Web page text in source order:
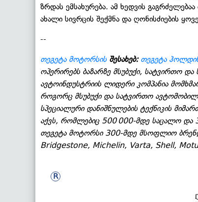
ზრდას ემსახურება. ამ ხედვის
ახალი სივრცის შექმნა და ღონისძიების
--
თეგეტა მოტორსის შესახებ: თეგეტა
ოპერირებს ბაზარზე მსუბუქი, სატვირთო
ავტოინდუსტრიის ლიდერი კომპანია
როგორც მსუბუქი და სატვირთო
სპეციალური დანიშნულების ტექნიკის
აქვს, რომლებიც 500 000-მდე საცალო და
თეგეტა მოტორსი 300-მდე მსოფლიო
Bridgestone, Michelin, Varta, Shell,